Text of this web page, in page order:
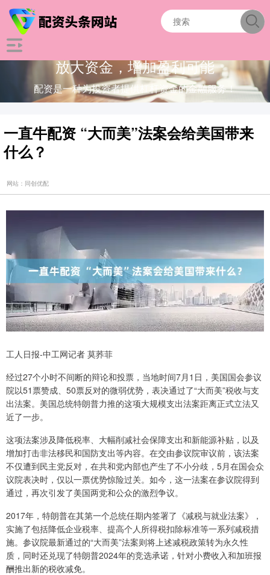
放大资金，增加盈利可能
配资是一种为投资者提供杠杆资金的金融服务！
一直牛配资 “大而美”法案会给美国带来
什么？
网站：同创优配
工人日报-中工网记者 莫荞菲
经过27个小时不间断的辩论和投票，当地时间7月1日，美国国会参议
院以51票赞成、50票反对的微弱优势，表决通过了“大而美”税收与支
出法案。美国总统特朗普力推的这项大规模支出法案距离正式立法又
近了一步。
这项法案涉及降低税率、大幅削减社会保障支出和新能源补贴，以及
增加打击非法移民和国防支出等内容。在交由参议院审议前，该法案
不仅遭到民主党反对，在共和党内部也产生了不小分歧，5月在国会众
议院表决时，仅以一票优势惊险过关。如今，这一法案在参议院得到
通过，再次引发了美国两党和公众的激烈争议。
2017年，特朗普在其第一个总统任期内签署了《减税与就业法案》，
实施了包括降低企业税率、提高个人所得税扣除标准等一系列减税措
施。参议院最新通过的“大而美”法案则将上述减税政策转为永久性
质，同时还兑现了特朗普2024年的竞选承诺，针对小费收入和加班报
酬推出新的税收减免。